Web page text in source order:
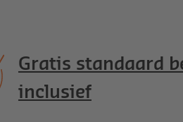
Gratis standaard
inclusief